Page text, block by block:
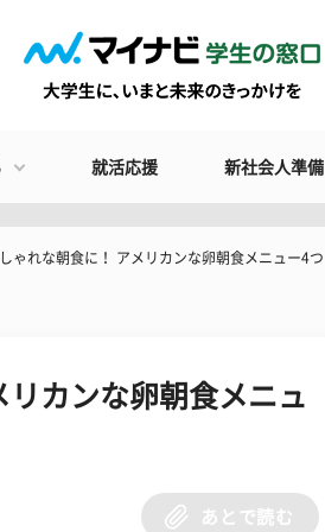
就活応援 新社会人準備
ゃれな朝食に！ アメリカンな卵朝食メニュー4つ
カンな卵朝食メニュ
あとで読む